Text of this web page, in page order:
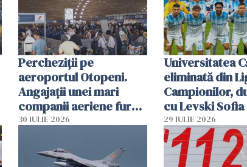
Percheziții pe
aeroportul Otopeni.
Angajații unei mari
companii aeriene furau
parfumuri, ceasuri și
vânzării
30 IULIE 2026
Universitatea
eliminată din
Campionilor,
cu Levski Sofia
29 IULIE 2026